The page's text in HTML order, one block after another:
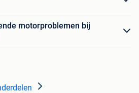
motorproblemen bij